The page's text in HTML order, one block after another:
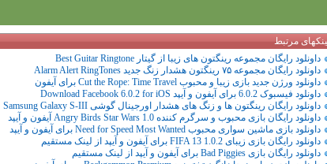
مرتبط
داونلود رایگان مجموعه رینگتون های زیبا از گیتار Best Guitar Ringtone
داونلود رایگان مجموعه ۷۵ رینگتون هشدار زنگ جدید Alarm Alert RingTones
داونلود ورژن جدید بازی زیبا و محبوب Cut the Rope: Time Travel برای آیفون
داونلود فیسبوک 6.0.2 برای آیفون و آیپد Download Facebook 6.0.2 for iOS
داونلود رایگان رینگتون ها و زنگ های هشدار اورجینال گوشی Samsung Galaxy S-III
داونلود رایگان بازی محبوب و سرگرم کننده Angry Birds Star Wars 1.0 آیفون و آیپد
داونلود بازی ماشین سواری محبوب Need for Speed Most Wanted برای آیفون و آیپد
داونلود رایگان بازی زیبای FIFA 13 1.0.2 برای آیفون و آیپد از لینک مستقیم
داونلود رایگان بازی Bad Piggies برای آیفون و آیپد از لینک مستقیم